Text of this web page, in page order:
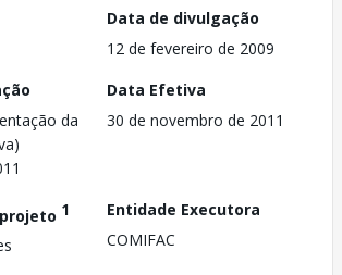
Data de divulgação
12 de fevereiro de 2009
da
Data Efetiva
30 de novembro de 2011
1
Entidade Executora
COMIFAC